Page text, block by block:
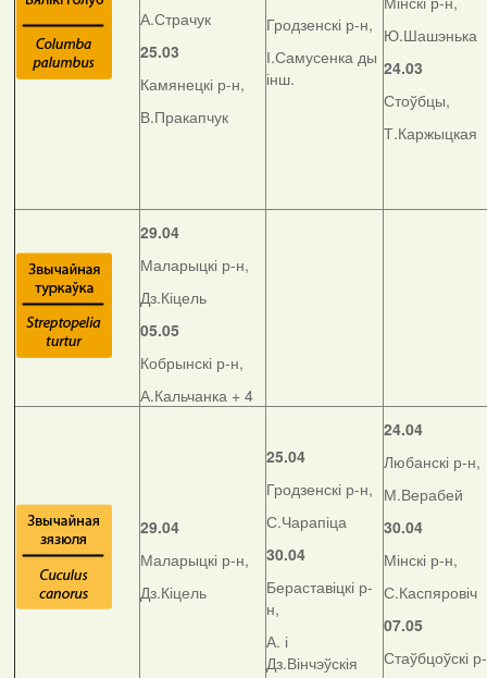
А.Страчук
25.03
Камянецкі р-н,
В.Пракапчук
Гродзенскі р-н,
І.Самусенка ды
інш.
Ю.Шашэнька
24.03
Стоўбцы,
Т.Каржыцкая
29.04
Маларыцкі р-н,
Дз.Кіцель
05.05
Кобрынскі р-н,
А.Кальчанка + 4
29.04
Маларыцкі р-н,
Дз.Кіцель
25.04
Гродзенскі р-н,
С.Чарапіца
30.04
Бераставіцкі р-
н,
А. і
Дз.Вінчэўскія
24.04
Любанскі р-н,
М.Верабей
30.04
Мінскі р-н,
С.Каспяровіч
07.05
Стаўбцоўскі